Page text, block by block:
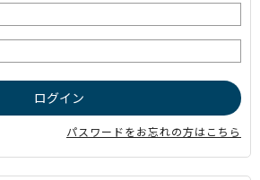
パスワードをお忘れの方はこちら